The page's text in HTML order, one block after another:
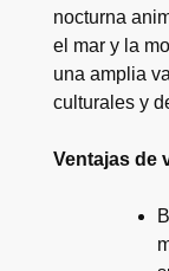
nocturna
el mar y la
una amplia
culturales y
Ventajas de